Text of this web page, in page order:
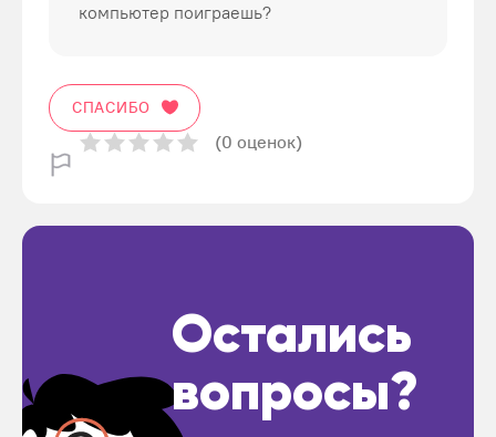
компьютер поиграешь?
СПАСИБО
(0 оценок)
Остались
вопросы?